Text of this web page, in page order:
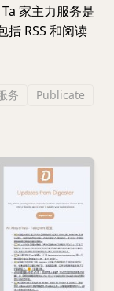
家主力服务是
RSS 和阅读
务 Publicate